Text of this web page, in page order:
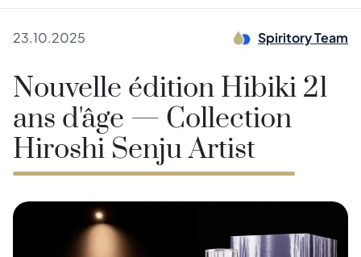
23.10.2025 Spiritory Team
Nouvelle édition Hibiki 21
ans d'âge — Collection
Hiroshi Senju Artist